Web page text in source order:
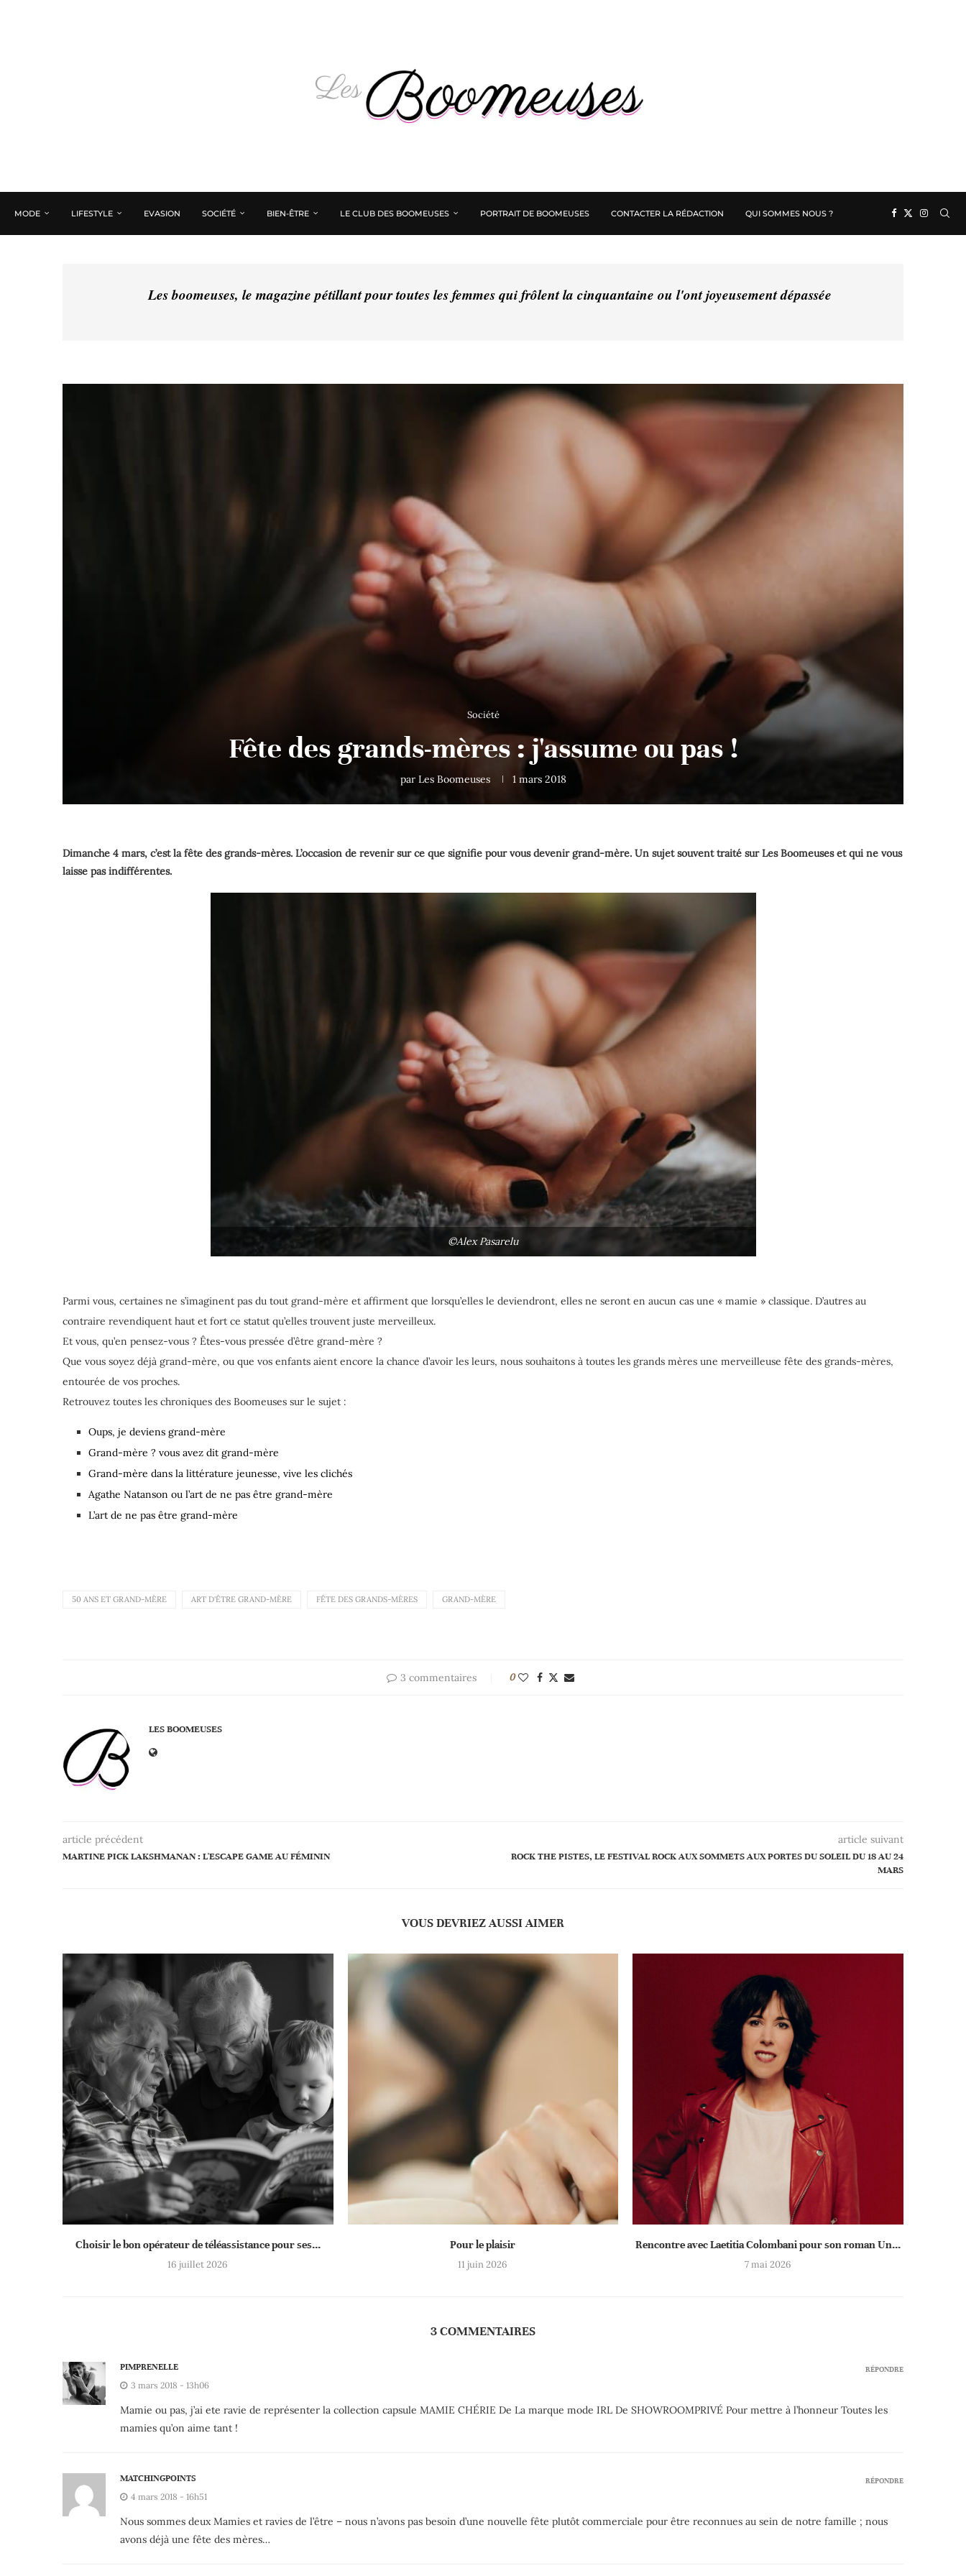
MODE LIFESTYLE EVASION SOCIÉTÉ BIEN-ÊTRE LE CLUB DES BOOMEUSES PORTRAIT DE BOOMEUSES CONTACTER LA RÉDACTION QUI SOMMES NOUS ?
Les boomeuses, le magazine pétillant pour toutes les femmes qui frôlent la cinquantaine ou l'ont joyeusement dépassée
Société
Fête des grands-mères : j'assume ou pas !
par Les Boomeuses 1 mars 2018
Dimanche 4 mars, c’est la fête des grands-mères. L’occasion de revenir sur ce que signifie pour vous devenir grand-mère. Un sujet souvent traité sur Les Boomeuses et qui ne vous
laisse pas indifférentes.
©Alex Pasarelu
Parmi vous, certaines ne s’imaginent pas du tout grand-mère et affirment que lorsqu’elles le deviendront, elles ne seront en aucun cas une « mamie » classique. D’autres au
contraire revendiquent haut et fort ce statut qu’elles trouvent juste merveilleux.
Et vous, qu’en pensez-vous ? Êtes-vous pressée d’être grand-mère ?
Que vous soyez déjà grand-mère, ou que vos enfants aient encore la chance d’avoir les leurs, nous souhaitons à toutes les grands mères une merveilleuse fête des grands-mères,
entourée de vos proches.
Retrouvez toutes les chroniques des Boomeuses sur le sujet :
Oups, je deviens grand-mère
Grand-mère ? vous avez dit grand-mère
Grand-mère dans la littérature jeunesse, vive les clichés
Agathe Natanson ou l’art de ne pas être grand-mère
L’art de ne pas être grand-mère
50 ANS ET GRAND-MÈRE ART D'ÊTRE GRAND-MÈRE FÊTE DES GRANDS-MÈRES GRAND-MÈRE
3 commentaires 0
LES BOOMEUSES
article précédent
MARTINE PICK LAKSHMANAN : L'ESCAPE GAME AU FÉMININ
article suivant
ROCK THE PISTES, LE FESTIVAL ROCK AUX SOMMETS AUX PORTES DU SOLEIL DU 18 AU 24
MARS
VOUS DEVRIEZ AUSSI AIMER
Choisir le bon opérateur de téléassistance pour ses...
16 juillet 2026
Pour le plaisir
11 juin 2026
Rencontre avec Laetitia Colombani pour son roman Un...
7 mai 2026
3 COMMENTAIRES
PIMPRENELLE
3 mars 2018 - 13h06
Mamie ou pas, j’ai ete ravie de représenter la collection capsule MAMIE CHÉRIE De La marque mode IRL De SHOWROOMPRIVÉ Pour mettre à l’honneur Toutes les
mamies qu’on aime tant !
RÉPONDRE
MATCHINGPOINTS
4 mars 2018 - 16h51
Nous sommes deux Mamies et ravies de l’être – nous n’avons pas besoin d’une nouvelle fête plutôt commerciale pour être reconnues au sein de notre famille ; nous
avons déjà une fête des mères…
RÉPONDRE